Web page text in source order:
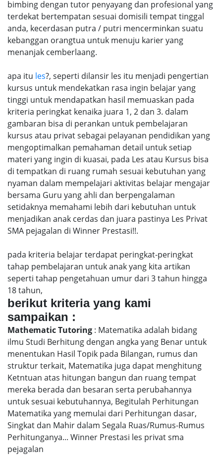
bimbing dengan tutor penyayang dan profesional yang
terdekat bertempatan sesuai domisili tempat tinggal
anda, kecerdasan putra / putri mencerminkan suatu
kebanggan orangtua untuk menuju karier yang
menanjak cemberlaang.
apa itu les?, seperti dilansir les itu menjadi pengertian
kursus untuk mendekatkan rasa ingin belajar yang
tinggi untuk mendapatkan hasil memuaskan pada
kriteria peringkat kenaika juara 1, 2 dan 3. dalam
gambaran bisa di perankan untuk pembelajaran
kursus atau privat sebagai pelayanan pendidikan yang
mengoptimalkan pemahaman detail untuk setiap
materi yang ingin di kuasai, pada Les atau Kursus bisa
di tempatkan di ruang rumah sesuai kebutuhan yang
nyaman dalam mempelajari aktivitas belajar mengajar
bersama Guru yang ahli dan berpengalaman
setidaknya memahami lebih dari kebutuhan untuk
menjadikan anak cerdas dan juara pastinya Les Privat
SMA pejagalan di Winner Prestasi!!.
pada kriteria belajar terdapat peringkat-peringkat
tahap pembelajaran untuk anak yang kita artikan
seperti tahap pengetahuan umur dari 3 tahun hingga
18 tahun,
berikut kriteria yang kami
sampaikan :
Mathematic Tutoring : Matematika adalah bidang
ilmu Studi Berhitung dengan angka yang Benar untuk
menentukan Hasil Topik pada Bilangan, rumus dan
struktur terkait, Matematika juga dapat menghitung
Ketntuan atas hitungan bangun dan ruang tempat
mereka berada dan besaran serta perubahannya
untuk sesuai kebutuhannya, Begitulah Perhitungan
Matematika yang memulai dari Perhitungan dasar,
Singkat dan Mahir dalam Segala Ruas/Rumus-Rumus
Perhitunganya... Winner Prestasi les privat sma
pejagalan